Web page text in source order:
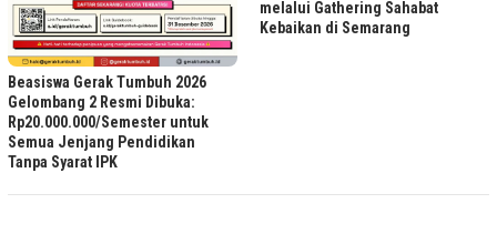
Beasiswa Gerak Tumbuh 2026
Gelombang 2 Resmi Dibuka:
Rp20.000.000/Semester untuk
Semua Jenjang Pendidikan
Tanpa Syarat IPK
melalui Gathering Sahabat
Kebaikan di Semarang